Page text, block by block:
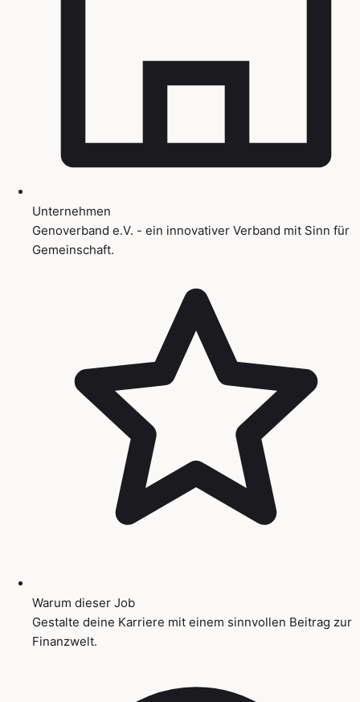
Unternehmen
Genoverband e.V. - ein innovativer Verband mit Sinn für
Gemeinschaft.
Warum dieser Job
Gestalte deine Karriere mit einem sinnvollen Beitrag zur
Finanzwelt.